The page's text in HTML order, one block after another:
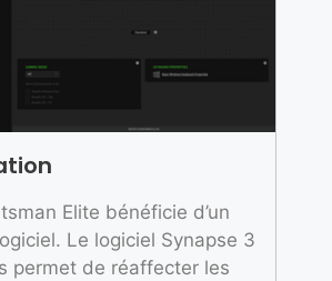
Elite bénéficie d’un
Le logiciel Synapse 3
permet de réaffecter les